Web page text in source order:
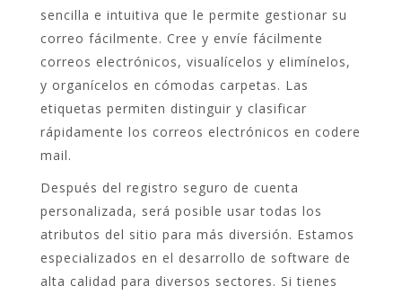
sencilla e intuitiva que le permite gestionar su
correo fácilmente. Cree y envíe fácilmente
correos electrónicos, visualícelos y elimínelos,
y organícelos en cómodas carpetas. Las
etiquetas permiten distinguir y clasificar
rápidamente los correos electrónicos en codere
mail.
Después del registro seguro de cuenta
personalizada, será posible usar todas los
atributos del sitio para más diversión. Estamos
especializados en el desarrollo de software de
alta calidad para diversos sectores. Si tienes